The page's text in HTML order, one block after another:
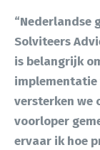
“Nederlandse
Solviteers
is belangrijk
implementatie
versterken we
voorloper
ervaar ik hoe